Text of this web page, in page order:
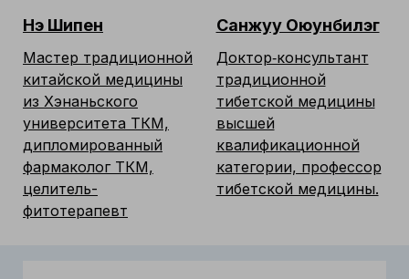
Нэ Шипен
Мастер традиционной
китайской медицины
из Хэнаньского
университета ТКМ,
дипломированный
фармаколог ТКМ,
целитель-
фитотерапевт
Санжуу Оюунбилэг
Доктор‑консультант
традиционной
тибетской медицины
высшей
квалификационной
категории, профессор
тибетской медицины.